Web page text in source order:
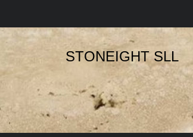
STONEIGHT SLL